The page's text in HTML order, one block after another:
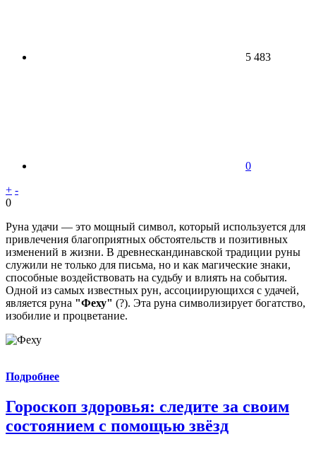
5 483
0
+ -
0
Руна удачи — это мощный символ, который используется для
привлечения благоприятных обстоятельств и позитивных
изменений в жизни. В древнескандинавской традиции руны
служили не только для письма, но и как магические знаки,
способные воздействовать на судьбу и влиять на события.
Одной из самых известных рун, ассоциирующихся с удачей,
является руна "Феху" (?). Эта руна символизирует богатство,
изобилие и процветание.
Подробнее
Гороскоп здоровья: следите за своим
состоянием с помощью звёзд